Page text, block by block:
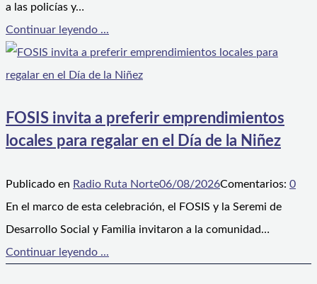
a las policías y…
Continuar leyendo ...
FOSIS invita a preferir emprendimientos
locales para regalar en el Día de la Niñez
Publicado en Radio Ruta Norte06/08/2026Comentarios: 0
En el marco de esta celebración, el FOSIS y la Seremi de
Desarrollo Social y Familia invitaron a la comunidad…
Continuar leyendo ...